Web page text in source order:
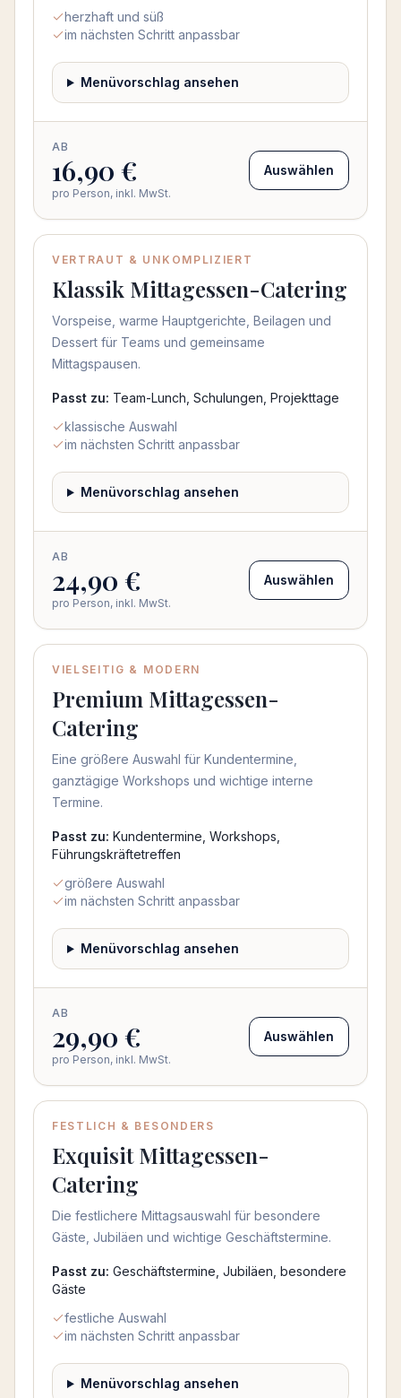
herzhaft und süß
im nächsten Schritt anpassbar
Menüvorschlag ansehen
AB
16,90 €
pro Person, inkl. MwSt.
Auswählen
VERTRAUT & UNKOMPLIZIERT
Klassik Mittagessen-Catering
Vorspeise, warme Hauptgerichte, Beilagen und
Dessert für Teams und gemeinsame
Mittagspausen.
Passt zu: Team-Lunch, Schulungen, Projekttage
klassische Auswahl
im nächsten Schritt anpassbar
Menüvorschlag ansehen
AB
24,90 €
pro Person, inkl. MwSt.
Auswählen
Beliebt
VIELSEITIG & MODERN
Premium Mittagessen-
Catering
Eine größere Auswahl für Kundentermine,
ganztägige Workshops und wichtige interne
Termine.
Passt zu: Kundentermine, Workshops,
Führungskräftetreffen
größere Auswahl
im nächsten Schritt anpassbar
Menüvorschlag ansehen
AB
29,90 €
pro Person, inkl. MwSt.
Auswählen
FESTLICH & BESONDERS
Exquisit Mittagessen-
Catering
Die festlichere Mittagsauswahl für besondere
Gäste, Jubiläen und wichtige Geschäftstermine.
Passt zu: Geschäftstermine, Jubiläen, besondere
Gäste
festliche Auswahl
im nächsten Schritt anpassbar
Menüvorschlag ansehen